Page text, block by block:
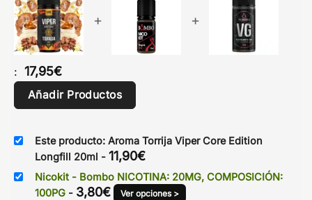
+ +
: 17,95€
Añadir Productos
Este producto: Aroma Torrija Viper Core Edition
Longfill 20ml - 11,90€
Nicokit - Bombo NICOTINA: 20MG, COMPOSICIÓN:
100PG - 3,80€ Ver opciones >